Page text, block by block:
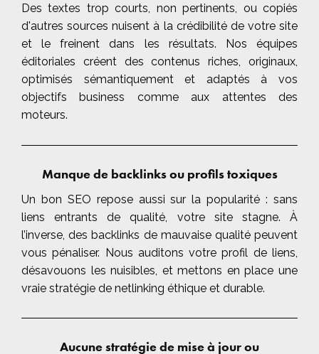
Des textes trop courts, non pertinents, ou copiés
d'autres sources nuisent à la crédibilité de votre site
et le freinent dans les résultats. Nos équipes
éditoriales créent des contenus riches, originaux,
optimisés sémantiquement et adaptés à vos
objectifs business comme aux attentes des
moteurs.
Manque de backlinks ou profils toxiques
Un bon SEO repose aussi sur la popularité : sans
liens entrants de qualité, votre site stagne. À
l’inverse, des backlinks de mauvaise qualité peuvent
vous pénaliser. Nous auditons votre profil de liens,
désavouons les nuisibles, et mettons en place une
vraie stratégie de netlinking éthique et durable.
Aucune stratégie de mise à jour ou